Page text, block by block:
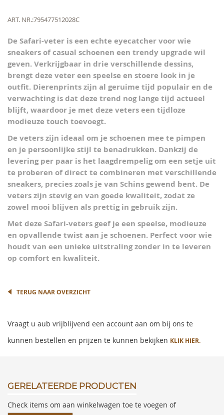
Meer
ART. NR.795477512028C
De Safari-veter is een echte eyecatcher voor wie
sneakers of casual schoenen een trendy upgrade wil
geven. Verkrijgbaar in drie verschillende dessins,
brengt deze veter een speelse en stoere look in je
outfit. Dierenprints zijn al geruime tijd populair en de
verwachting is dat deze trend nog lange tijd actueel
blijft, waardoor je met deze veters een tijdloze
modieuze touch toevoegt.
De veters zijn ideaal om je schoenen mee te pimpen
en je persoonlijke stijl te benadrukken. Dankzij de
levering per paar is het laagdrempelig om een setje uit
te proberen of direct te combineren met verschillende
sneakers, precies zoals je van Schins gewend bent. De
veters zijn stevig en van goede kwaliteit, zodat ze
zowel mooi blijven als prettig in gebruik zijn.
Met deze Safari-veters geef je een speelse, modieuze
en opvallende twist aan je schoenen. Perfect voor wie
houdt van een unieke uitstraling zonder in te leveren
op comfort en kwaliteit.
images
gallery
TERUG NAAR OVERZICHT
Vraagt u aub vrijblijvend een account aan om bij ons te
kunnen bestellen en prijzen te kunnen bekijken KLIK HIER.
GERELATEERDE PRODUCTEN
Check items om aan winkelwagen toe te voegen of